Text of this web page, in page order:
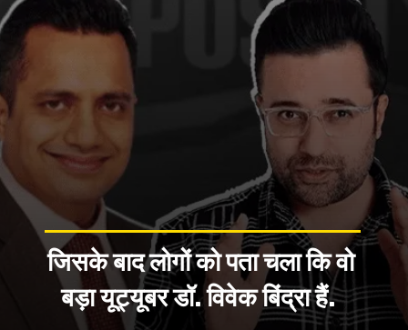
जिसके बाद लोगों को पता चला कि वो
बड़ा यूट्यूबर डॉ. विवेक बिंद्रा हैं.